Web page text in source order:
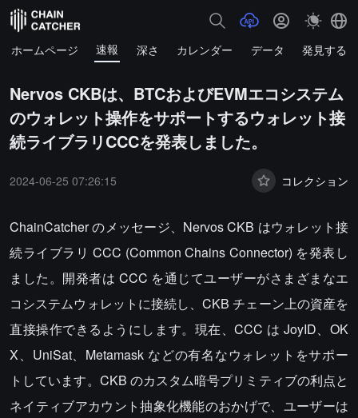
ホームページ 速報 深さ カレンダー データ 発見する
Nervos CKBは、BTCおよびEVMエコシステム
のウォレット操作をサポートするウォレット接
続ライブラリCCCを発表しました。
2024-06-25 07:26:15 コレクション
ChainCatcher のメッセージ、Nervos CKB はウォレット接
続ライブラリ CCC (Common Chains Connector) を発表し
ました。開発者は CCC を通じてユーザーがさまざまなエ
コシステムウォレットに接続し、CKB チェーン上の資産を
直接操作できるようにします。現在、CCC は JoyID、OK
X、UniSat、Metamask などの有名なウォレットをサポー
トしています。CKB のカスタム暗号プリミティブの利点と
ネイティブアカウント抽象化機能のおかげで、ユーザーは